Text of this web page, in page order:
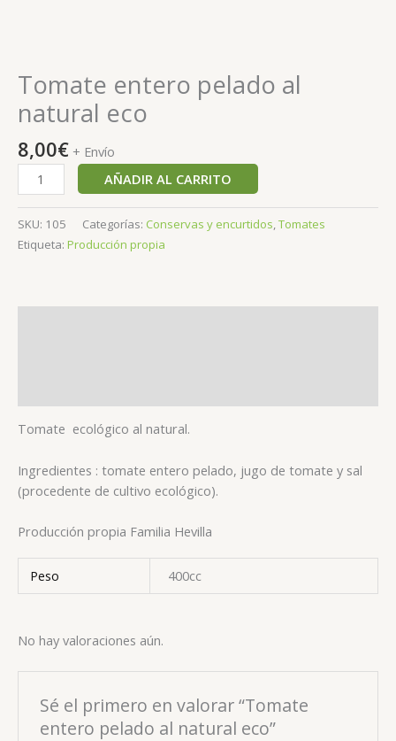
Tomate entero pelado al
natural eco
8,00€ + Envío
AÑADIR AL CARRITO
SKU: 105 Categorías: Conservas y encurtidos,Tomates
Etiqueta: Producción propia
Tomate ecológico al natural.
Ingredientes : tomate entero pelado, jugo de tomate y sal
(procedente de cultivo ecológico).
Producción propia Familia Hevilla
Peso 400cc
No hay valoraciones aún.
Sé el primero en valorar “Tomate
entero pelado al natural eco”